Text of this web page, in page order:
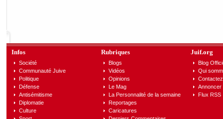
Infos
Société
Communauté Juive
Politique
Défense
Antisémitisme
Diplomatie
Culture
Rubriques
Blogs
Vidéos
Opinions
Le Mag
La Personnalité de la semaine
Reportages
Caricatures
Juif.org
Blog
Qui
Annoncer
Flux RSS